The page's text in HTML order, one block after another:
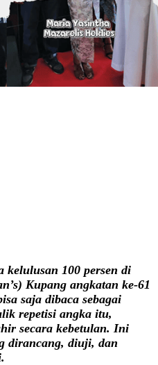
kelulusan 100 persen di
Kupang angkatan ke-61
saja dibaca sebagai
repetisi angka itu,
secara kebetulan. Ini
dirancang, diuji, dan